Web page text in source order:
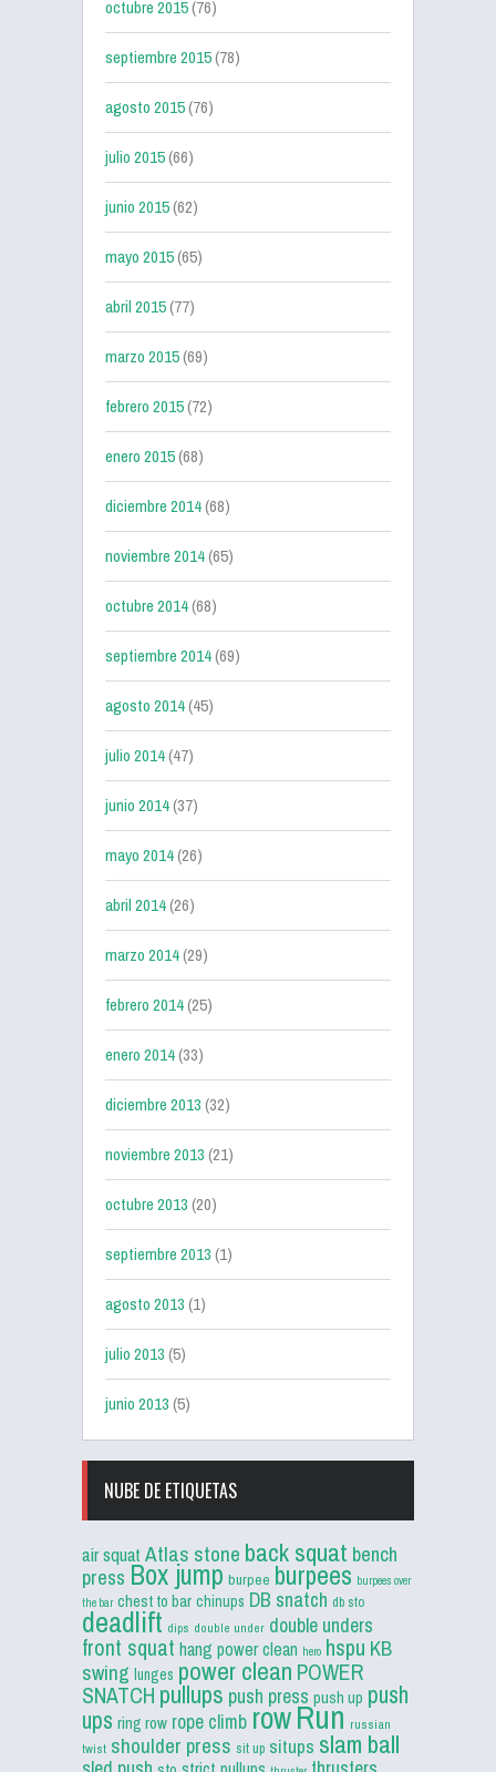
octubre 2015(76)
septiembre 2015(78)
agosto 2015(76)
julio 2015(66)
junio 2015(62)
mayo 2015(65)
abril 2015(77)
marzo 2015(69)
febrero 2015(72)
enero 2015(68)
diciembre 2014(68)
noviembre 2014(65)
octubre 2014(68)
septiembre 2014(69)
agosto 2014(45)
julio 2014(47)
junio 2014(37)
mayo 2014(26)
abril 2014(26)
marzo 2014(29)
febrero 2014(25)
enero 2014(33)
diciembre 2013(32)
noviembre 2013(21)
octubre 2013(20)
septiembre 2013(1)
agosto 2013(1)
julio 2013(5)
junio 2013(5)
NUBE DE ETIQUETAS
air squat Atlas stone back squat bench
press Box jump burpee burpees burpees over
the bar chest to bar chinups DB snatch db sto
deadlift dips double under double unders
front squat hang power clean hero hspu KB
swing lunges power clean POWER
SNATCH pullups push press push up push
ups ring row rope climb rowRun russian
twist shoulder press sit up situps slam ball